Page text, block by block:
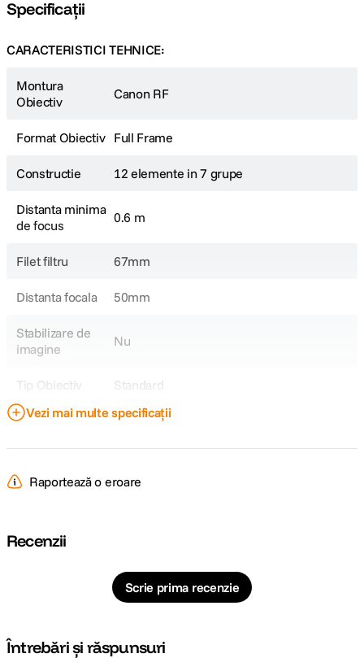
Specificații
CARACTERISTICI TEHNICE:
Montura
Obiectiv
Canon RF
Format Obiectiv Full Frame
Constructie 12 elemente in 7 grupe
Distanta minima
de focus
0.6 m
Filet filtru 67mm
Distanta focala 50mm
Stabilizare de
imagine
Nu
Tip Obiectiv Standard
Obiectiv Fix /
Focala Fixa
f/1.2
Tip Focalizare Manual Focus
Vezi mai multe specificații
Raportează o eroare
Recenzii
Scrie prima recenzie
Întrebări și răspunsuri